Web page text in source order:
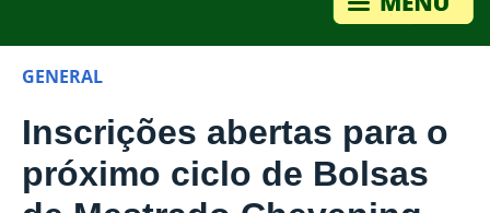
GENERAL
Inscrições abertas para o
próximo ciclo de Bolsas